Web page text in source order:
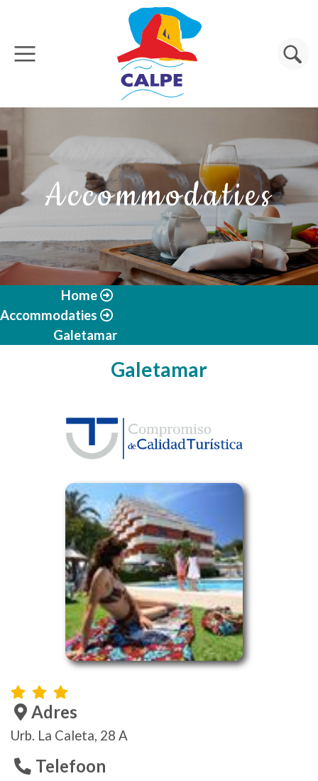
Overslaan en naar de inhoud gaan
Zoeken
Accommodaties
Home
Accommodaties
Galetamar
Galetamar
Adres
Urb. La Caleta, 28 A
Telefoon